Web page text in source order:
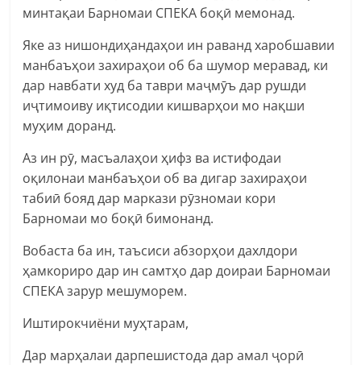
минтақаи Барномаи СПЕКА боқӣ мемонад.
Яке аз нишондиҳандаҳои ин раванд харобшавии
манбаъҳои захираҳои об ба шумор меравад, ки
дар навбати худ ба таври маҷмӯъ дар рушди
иҷтимоиву иқтисодии кишварҳои мо нақши
муҳим доранд.
Аз ин рӯ, масъалаҳои ҳифз ва истифодаи
оқилонаи манбаъҳои об ва дигар захираҳои
табиӣ бояд дар маркази рӯзномаи кори
Барномаи мо боқӣ бимонанд.
Вобаста ба ин, таъсиси абзорҳои дахлдори
ҳамкориро дар ин самтҳо дар доираи Барномаи
СПЕКА зарур мешуморем.
Иштирокчиёни муҳтарам,
Дар марҳалаи дарпешистода дар амал ҷорӣ